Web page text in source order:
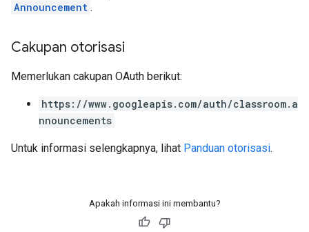
Announcement .
Cakupan otorisasi
Memerlukan cakupan OAuth berikut:
https://www.googleapis.com/auth/classroom.a
nnouncements
Untuk informasi selengkapnya, lihat Panduan otorisasi.
Apakah informasi ini membantu?